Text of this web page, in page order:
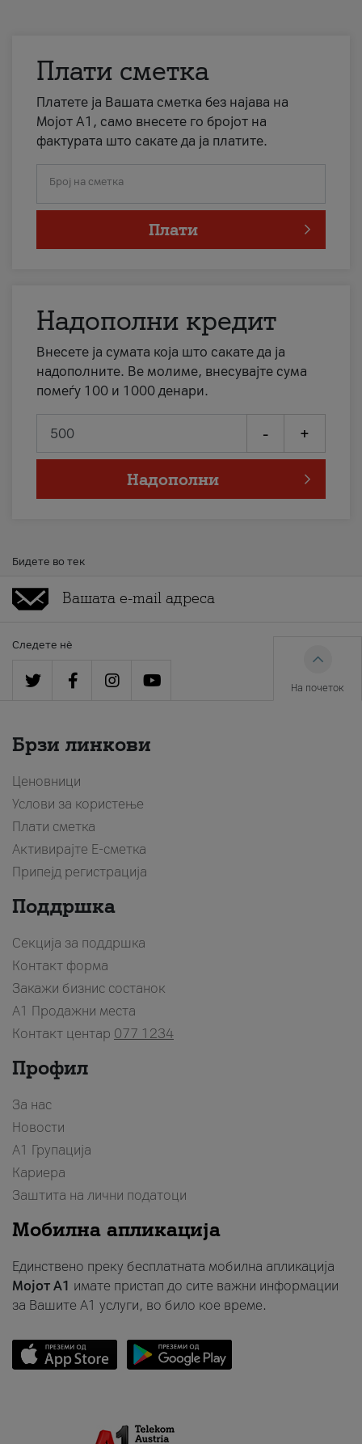
Плати сметка
Платете ја Вашата сметка без најава на
Мојот А1, само внесете го бројот на
фактурата што сакате да ја платите.
Број на сметка
Плати
Надополни кредит
Внесете ја сумата која што сакате да ја
надополните. Ве молиме, внесувајте сума
помеѓу 100 и 1000 денари.
- +
Надополни
Бидете во тек
Следете нè
На почеток
Брзи линкови
Ценовници
Услови за користење
Плати сметка
Активирајте Е-сметка
Припејд регистрација
Поддршка
Секција за поддршка
Контакт форма
Закажи бизнис состанок
A1 Продажни места
Контакт центар 077 1234
Профил
За нас
Новости
А1 Групација
Кариера
Заштита на лични податоци
Мобилна апликација
Единствено преку бесплатната мобилна апликација
Мојот A1 имате пристап до сите важни информации
за Вашите A1 услуги, во било кое време.